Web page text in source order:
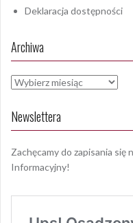
Deklaracja dostępności
Archiwa
Archiwa
Newslettera
Zachęcamy do zapisania się
Informacyjny!